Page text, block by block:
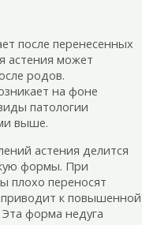
после перенесенных
астения может
родов.
на фоне
патологии
выше.
астения делится
формы. При
плохо переносят
приводит к повышенной
форма недуга